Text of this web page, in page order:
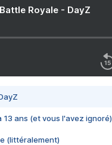
Royale - DayZ
13 ans (et vous l'avez ignoré)
(littéralement)